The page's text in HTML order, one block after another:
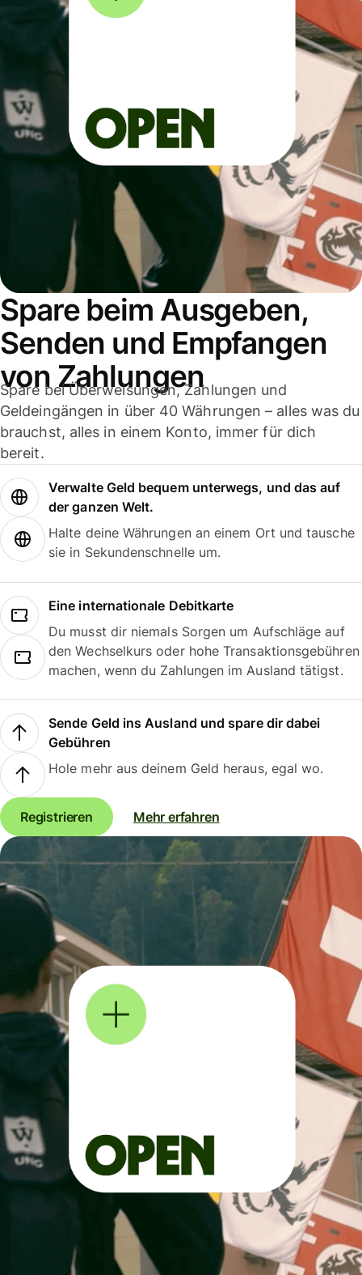
Spare beim Ausgeben,
Senden und Empfangen
von Zahlungen
Spare bei Überweisungen, Zahlungen und
Geldeingängen in über 40 Währungen – alles was du
brauchst, alles in einem Konto, immer für dich
bereit.
Verwalte Geld bequem unterwegs, und das auf
der ganzen Welt.
Halte deine Währungen an einem Ort und tausche
sie in Sekundenschnelle um.
Eine internationale Debitkarte
Du musst dir niemals Sorgen um Aufschläge auf
den Wechselkurs oder hohe Transaktionsgebühren
machen, wenn du Zahlungen im Ausland tätigst.
Sende Geld ins Ausland und spare dir dabei
Gebühren
Hole mehr aus deinem Geld heraus, egal wo.
Registrieren Mehr erfahren